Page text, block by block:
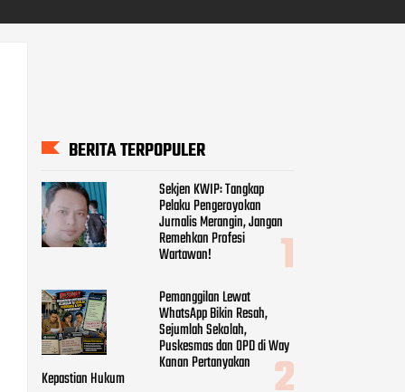
BERITA TERPOPULER
Sekjen KWIP: Tangkap
Pelaku Pengeroyokan
Jurnalis Merangin, Jangan
Remehkan Profesi
Wartawan!
Pemanggilan Lewat
WhatsApp Bikin Resah,
Sejumlah Sekolah,
Puskesmas dan OPD di Way
Kanan Pertanyakan
Kepastian Hukum